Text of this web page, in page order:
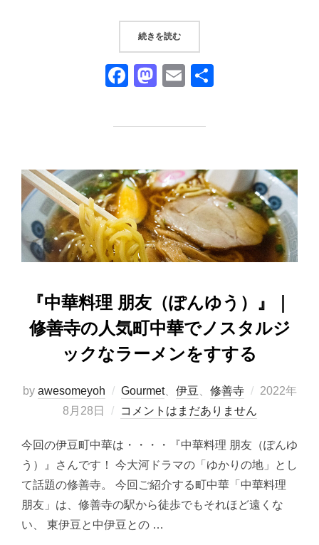
続きを読む“『食堂 富士屋』①｜修善寺の隠れ
F
c
b
o
o
k
M
st
d
o
n
E
ail
『中華料理 朋友（ぽんゆう）』｜
修善寺の人気町中華でノスタルジ
ックなラーメンをすする
by awesomeyoh Gourmet、 伊豆 修善寺
投
2022年
8月28日
コメントはまだありません
今回の伊豆町中華は・・・・『中華料理 朋友（ぽんゆ
う）』さんです！ 今大河ドラマの「ゆかりの地」とし
て話題の修善寺。 今回ご紹介する町中華「中華料理
朋友」は、修善寺の駅から徒歩でもそれほど遠くな
い、 東伊豆と中伊豆との …